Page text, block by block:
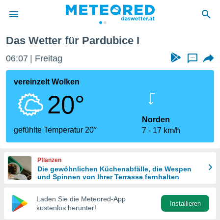
wurde
dass
sind.
diese
Das Wetter für Pardubice I
06:07 Freitag ...
vereinzelt Wolken
20°
gefühlte Temperatur 20°
Norden
7
17 km/h
Pflanzen
Die gewöhnlichen Küchenabfälle, die Wespen
und Spinnen von Ihrer Terrasse fernhalten
Laden Sie die Meteored-App
kostenlos herunter!
Installieren